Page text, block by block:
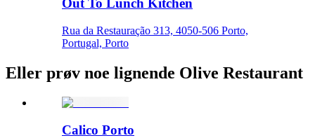
Out To Lunch Kitchen
Rua da Restauração 313, 4050-506 Porto,
Portugal, Porto
Eller prøv noe lignende Olive Restaurant
Calico Porto